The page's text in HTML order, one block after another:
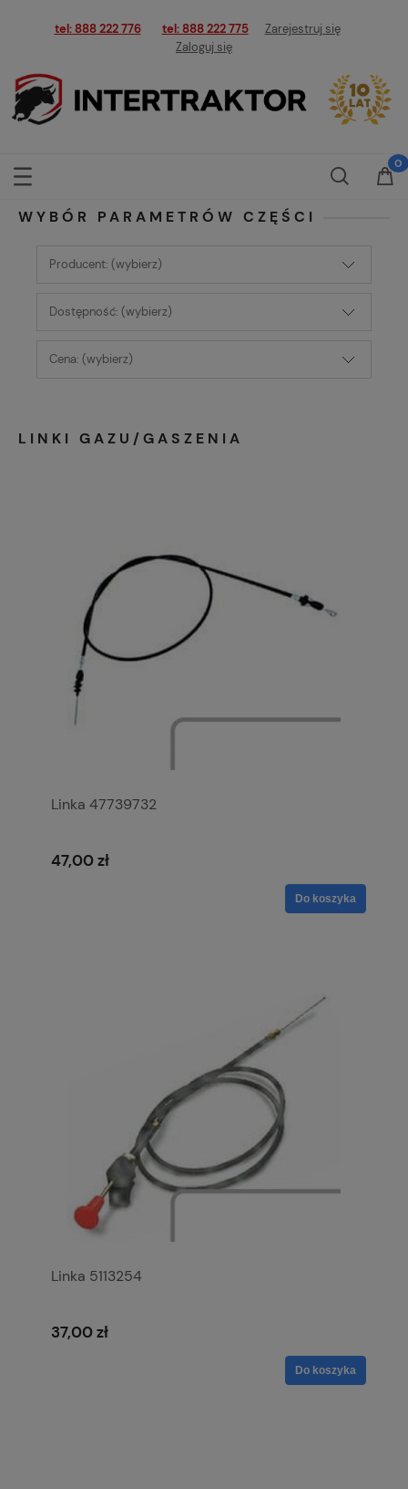
tel: 888 222 776 tel: 888 222 775
Zarejestruj się
Zaloguj się
WYBÓR PARAMETRÓW CZĘŚCI
Producent: (wybierz)
Dostępność: (wybierz)
Cena: (wybierz)
LINKI GAZU/GASZENIA
Linka 47739732
47,00 zł
Do koszyka
Linka 5113254
37,00 zł
Do koszyka